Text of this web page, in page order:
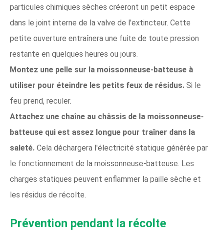
particules chimiques sèches créeront un petit espace
dans le joint interne de la valve de l'extincteur. Cette
petite ouverture entraînera une fuite de toute pression
restante en quelques heures ou jours.
Montez une pelle sur la moissonneuse-batteuse à
utiliser pour éteindre les petits feux de résidus. Si le
feu prend, reculer.
Attachez une chaîne au châssis de la moissonneuse-
batteuse qui est assez longue pour traîner dans la
saleté. Cela déchargera l'électricité statique générée par
le fonctionnement de la moissonneuse-batteuse. Les
charges statiques peuvent enflammer la paille sèche et
les résidus de récolte.
Prévention pendant la récolte